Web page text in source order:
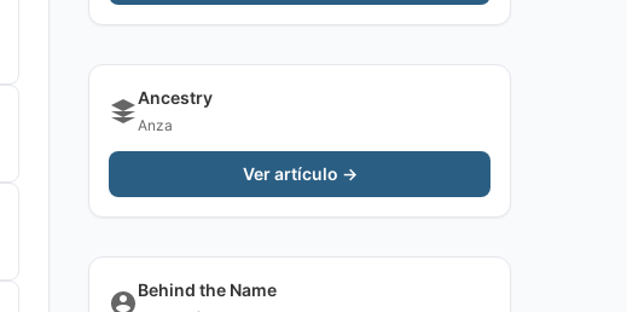
Ancestry
Anza
Ver artículo →
Behind the Name